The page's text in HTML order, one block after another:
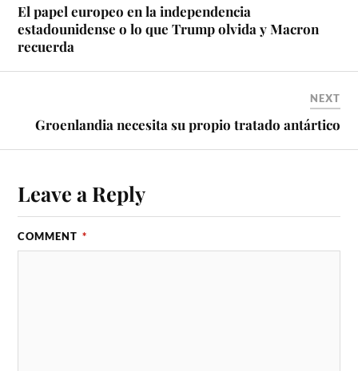
El papel europeo en la independencia
estadounidense o lo que Trump olvida y Macron
recuerda
NEXT
Groenlandia necesita su propio tratado antártico
Leave a Reply
COMMENT *